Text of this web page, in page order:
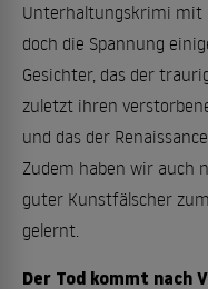
Unterhaltungskrimi mit
doch die Spannung
Gesichter, das der
zuletzt ihren
und das der
Zudem haben wir auch
guter Kunstfälscher
gelernt.
Der Tod kommt nach